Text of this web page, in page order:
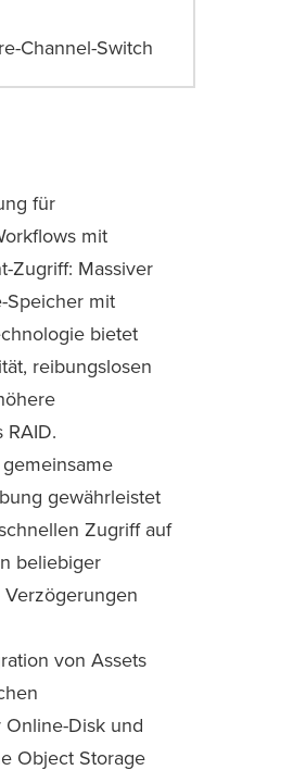
Channel-Switch
für
mit
Zugriff: Massiver
Speicher mit
bietet
reibungslosen
RAID.
gewährleistet
Zugriff auf
beliebiger
von Assets
Disk und
Object Storage